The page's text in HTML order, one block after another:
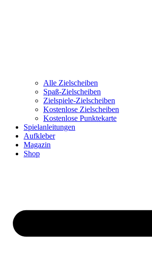
Alle Zielscheiben
Spaß-Zielscheiben
Zielspiele-Zielscheiben
Kostenlose Zielscheiben
Kostenlose Punktekarte
Spielanleitungen
Aufkleber
Magazin
Shop